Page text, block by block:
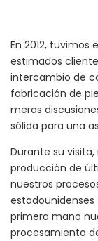
En 2012, tuvimos
estimados
intercambio de
fabricación de
meras
sólida para una
Durante su
producción de
nuestros
primera mano
procesamiento